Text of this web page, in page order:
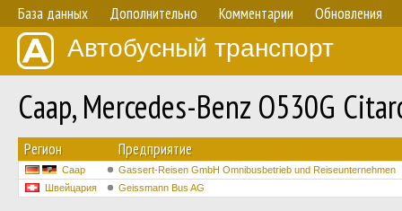
База данных Дополнительно Комментарии Обновления
Автобусный транспорт
Саар, Mercedes-Benz O530G
Регион Предприятие
Саар
Gassert-Reisen GmbH Omnibusbetrieb und Reiseunternehmen
Швейцария
Geissmann Bus AG